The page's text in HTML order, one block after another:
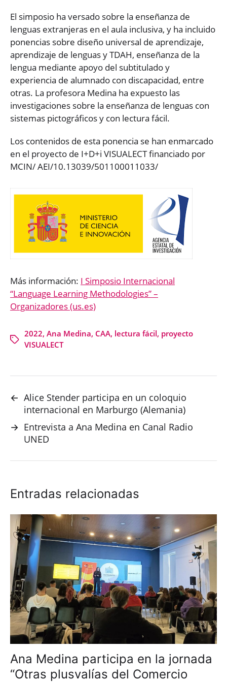
El simposio ha versado sobre la enseñanza de
lenguas extranjeras en el aula inclusiva, y ha incluido
ponencias sobre diseño universal de aprendizaje,
aprendizaje de lenguas y TDAH, enseñanza de la
lengua mediante apoyo del subtitulado y
experiencia de alumnado con discapacidad, entre
otras. La profesora Medina ha expuesto las
investigaciones sobre la enseñanza de lenguas con
sistemas pictográficos y con lectura fácil.
Los contenidos de esta ponencia se han enmarcado
en el proyecto de I+D+i VISUALECT financiado por
MCIN/ AEI/10.13039/501100011033/
Más información: I Simposio Internacional
“Language Learning Methodologies” –
Organizadores (us.es)
2022, Ana Medina, CAA, lectura fácil, proyecto
VISUALECT
← Alice Stender participa en un coloquio
internacional en Marburgo (Alemania)
→ Entrevista a Ana Medina en Canal Radio
UNED
Entradas relacionadas
Ana Medina participa en la jornada
“Otras plusvalías del Comercio